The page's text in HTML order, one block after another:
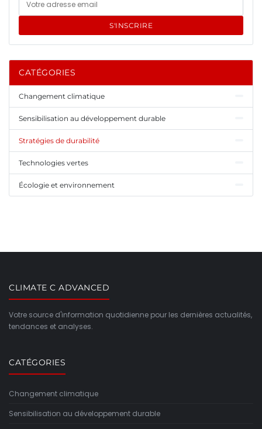
S'INSCRIRE
CATÉGORIES
Changement climatique
Sensibilisation au développement durable
Stratégies de durabilité
Technologies vertes
Écologie et environnement
CLIMATE C ADVANCED
Votre source d'information quotidienne pour les dernières actualités,
tendances et analyses.
CATÉGORIES
Changement climatique
Sensibilisation au développement durable